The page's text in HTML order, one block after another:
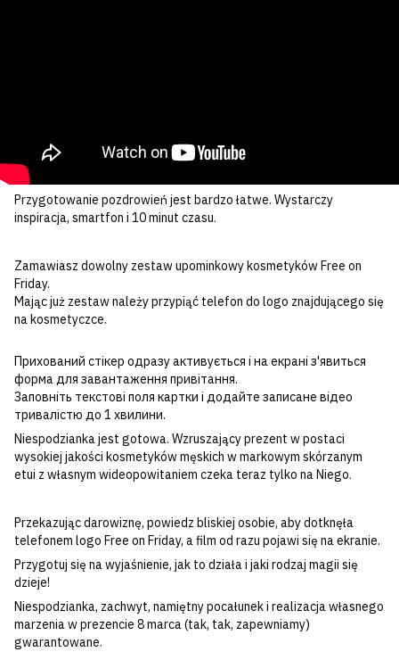
Przygotowanie pozdrowień jest bardzo łatwe. Wystarczy
inspiracja, smartfon i 10 minut czasu.
Zamawiasz dowolny zestaw upominkowy kosmetyków Free on
Friday.
Mając już zestaw należy przypiąć telefon do logo znajdującego się
na kosmetyczce.
Прихований стікер одразу активується і на екрані з'явиться
форма для завантаження привітання.
Заповніть текстові поля картки і додайте записане відео
тривалістю до 1 хвилини.
Niespodzianka jest gotowa. Wzruszający prezent w postaci
wysokiej jakości kosmetyków męskich w markowym skórzanym
etui z własnym wideopowitaniem czeka teraz tylko na Niego.
Przekazując darowiznę, powiedz bliskiej osobie, aby dotknęła
telefonem logo Free on Friday, a film od razu pojawi się na ekranie.
Przygotuj się na wyjaśnienie, jak to działa i jaki rodzaj magii się
dzieje!
Niespodzianka, zachwyt, namiętny pocałunek i realizacja własnego
marzenia w prezencie 8 marca (tak, tak, zapewniamy)
gwarantowane.